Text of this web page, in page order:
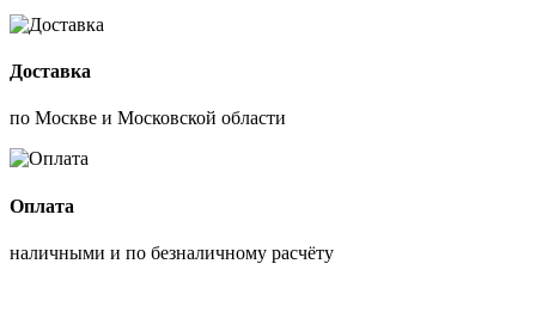
Доставка
по Москве и Московской области
Оплата
наличными и по безналичному расчёту